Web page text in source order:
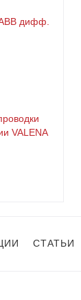
дифф.
VALENA
СТАТЬИ